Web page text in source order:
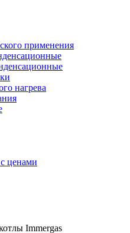
применения
нагрева
ценами
Immergas